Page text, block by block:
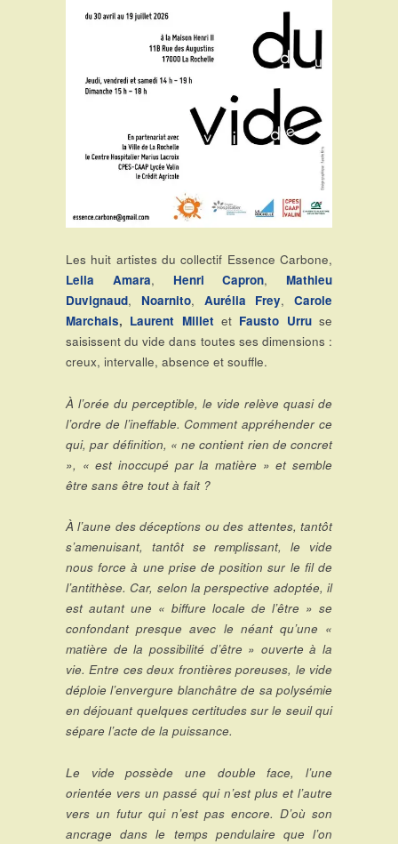
Les huit artistes du collectif Essence Carbone,
Leila Amara, Henri Capron, Mathieu
Duvignaud, Noarnito, Aurélia Frey, Carole
Marchais, Laurent Millet et Fausto Urruse
saisissent du vide dans toutes ses dimensions :
creux, intervalle, absence et souffle.
À l’orée du perceptible, le vide relève quasi de
l’ordre de l’ineffable. Comment appréhender ce
qui, par définition, « ne contient rien de concret
», « est inoccupé par la matière » et semble
être sans être tout à fait ?
À l’aune des déceptions ou des attentes, tantôt
s’amenuisant, tantôt se remplissant, le vide
nous force à une prise de position sur le fil de
l’antithèse. Car, selon la perspective adoptée, il
est autant une « biffure locale de l’être » se
confondant presque avec le néant qu’une «
matière de la possibilité d’être » ouverte à la
vie. Entre ces deux frontières poreuses, le vide
déploie l’envergure blanchâtre de sa polysémie
en déjouant quelques certitudes sur le seuil qui
sépare l’acte de la puissance.
Le vide possède une double face, l’une
orientée vers un passé qui n’est plus et l’autre
vers un futur qui n’est pas encore. D’où son
ancrage dans le temps pendulaire que l’on